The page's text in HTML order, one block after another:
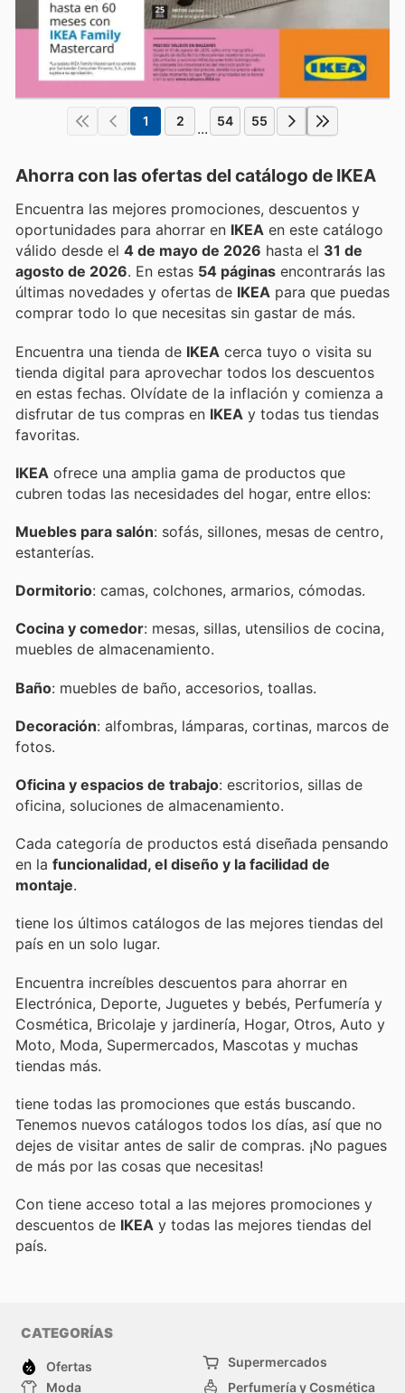
1 2 ... 54 55
Ahorra con las ofertas del catálogo de IKEA
Encuentra las mejores promociones, descuentos y
oportunidades para ahorrar en IKEA en este catálogo
válido desde el 4 de mayo de 2026 hasta el 31 de
agosto de 2026 . En estas 54 páginas encontrarás las
últimas novedades y ofertas de IKEA para que puedas
comprar todo lo que necesitas sin gastar de más.
Encuentra una tienda de IKEA cerca tuyo o visita su
tienda digital para aprovechar todos los descuentos
en estas fechas. Olvídate de la inflación y comienza a
disfrutar de tus compras en IKEA y todas tus tiendas
favoritas.
IKEA ofrece una amplia gama de productos que
cubren todas las necesidades del hogar, entre ellos:
Muebles para salón: sofás, sillones, mesas de centro,
estanterías.
Dormitorio: camas, colchones, armarios, cómodas.
Cocina y comedor: mesas, sillas, utensilios de cocina,
muebles de almacenamiento.
Baño: muebles de baño, accesorios, toallas.
Decoración: alfombras, lámparas, cortinas, marcos de
fotos.
Oficina y espacios de trabajo: escritorios, sillas de
oficina, soluciones de almacenamiento.
Cada categoría de productos está diseñada pensando
en la funcionalidad, el diseño y la facilidad de
montaje.
tiene los últimos catálogos de las mejores tiendas del
país en un solo lugar.
Encuentra increíbles descuentos para ahorrar en
Electrónica, Deporte, Juguetes y bebés, Perfumería y
Cosmética, Bricolaje y jardinería, Hogar, Otros, Auto y
Moto, Moda, Supermercados, Mascotas y muchas
tiendas más.
tiene todas las promociones que estás buscando.
Tenemos nuevos catálogos todos los días, así que no
dejes de visitar antes de salir de compras. ¡No pagues
de más por las cosas que necesitas!
Con tiene acceso total a las mejores promociones y
descuentos de IKEA y todas las mejores tiendas del
país.
CATEGORÍAS
Ofertas
Supermercados
Moda
Perfumería y Cosmética